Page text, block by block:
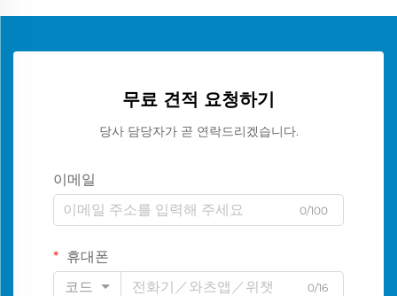
무료 견적 요청하기
당사 담당자가 곧 연락드리겠습니다.
이메일
0/100
휴대폰
코드
0/16